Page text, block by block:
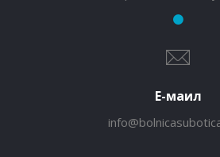
Е-маил